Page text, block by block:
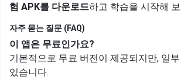
험 APK를 다운로드하고 학습을 시작해
자주 묻는 질문 (FAQ)
이 앱은 무료인가요?
기본적으로 무료 버전이 제공되지만, 일
있습니다.